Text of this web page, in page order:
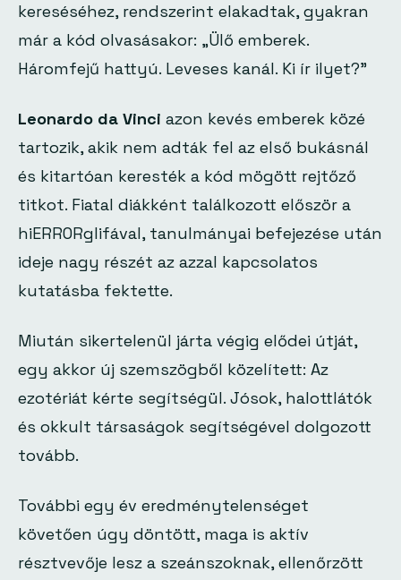
kereséséhez, rendszerint elakadtak, gyakran
már a kód olvasásakor: „Ülő emberek.
Háromfejű hattyú. Leveses kanál. Ki ír ilyet?”
Leonardo da Vinci azon kevés emberek közé
tartozik, akik nem adták fel az első bukásnál
és kitartóan keresték a kód mögött rejtőző
titkot. Fiatal diákként találkozott először a
hiERRORglifával, tanulmányai befejezése után
ideje nagy részét az azzal kapcsolatos
kutatásba fektette.
Miután sikertelenül járta végig elődei útját,
egy akkor új szemszögből közelített: Az
ezotériát kérte segítségül. Jósok, halottlátók
és okkult társaságok segítségével dolgozott
tovább.
További egy év eredménytelenséget
követően úgy döntött, maga is aktív
résztvevője lesz a szeánszoknak, ellenőrzött